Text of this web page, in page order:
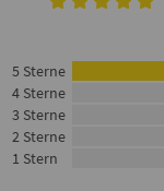
5 Sterne
4 Sterne
3 Sterne
2 Sterne
1 Stern